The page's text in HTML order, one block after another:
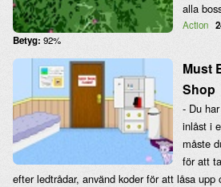
alla
Action
Betyg: 92%
Must
Shop
- Du
inlåst i
måste
för att
efter ledtrådar, använd koder för att låsa upp